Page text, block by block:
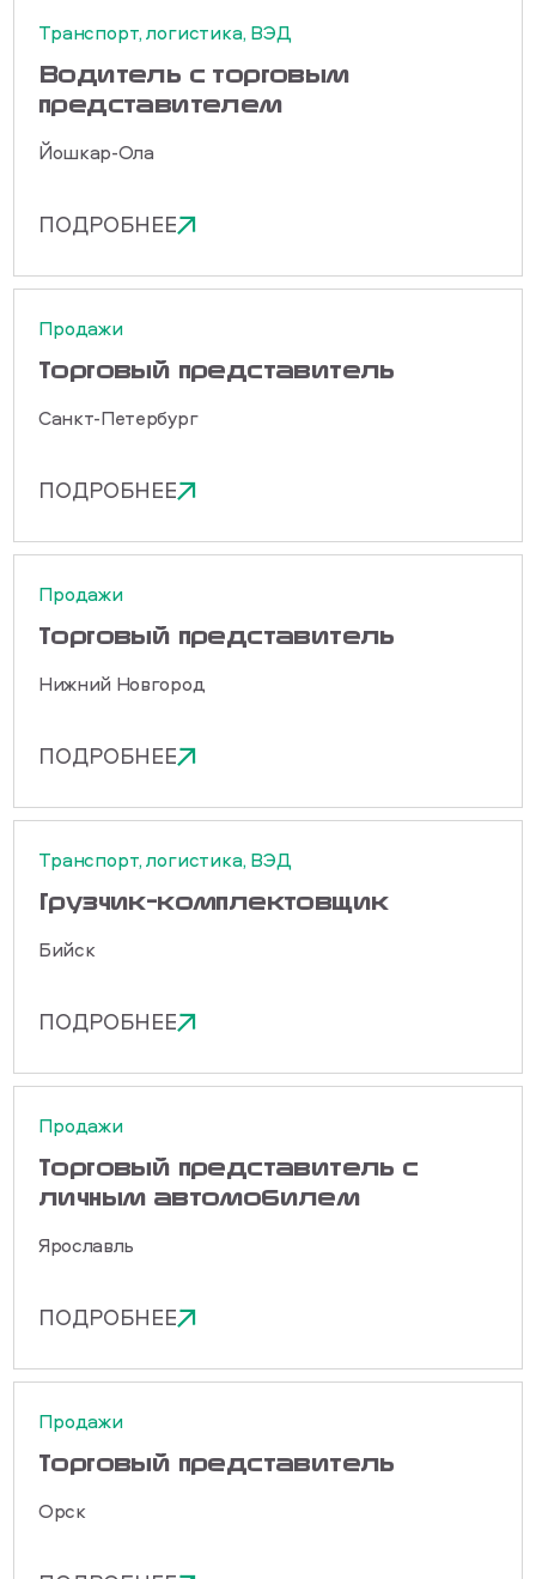
Транспорт, логистика, ВЭД
Водитель с торговым
представителем
Йошкар-Ола
ПОДРОБНЕЕ
Продажи
Торговый представитель
Санкт-Петербург
ПОДРОБНЕЕ
Продажи
Торговый представитель
Нижний Новгород
ПОДРОБНЕЕ
Транспорт, логистика, ВЭД
Грузчик-комплектовщик
Бийск
ПОДРОБНЕЕ
Продажи
Торговый представитель с
личным автомобилем
Ярославль
ПОДРОБНЕЕ
Продажи
Торговый представитель
Орск